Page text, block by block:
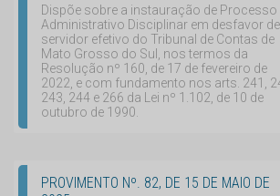
Dispõe sobre a instauração de Processo
Administrativo Disciplinar em desfavor de
servidor efetivo do Tribunal de Contas de
Mato Grosso do Sul, nos termos da
Resolução nº 160, de 17 de fevereiro de
2022, e com fundamento nos arts. 241,
243, 244 e 266 da Lei nº 1.102, de 10 de
outubro de 1990.
PROVIMENTO Nº. 82, DE 15 DE MAIO DE